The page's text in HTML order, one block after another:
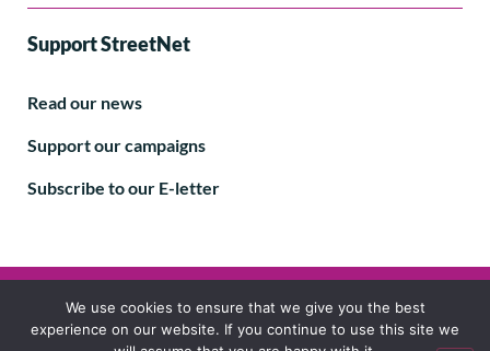
Support StreetNet
Read our news
Support our campaigns
Subscribe to our E-letter
Follow us
We use cookies to ensure that we give you the best
experience on our website. If you continue to use this site we